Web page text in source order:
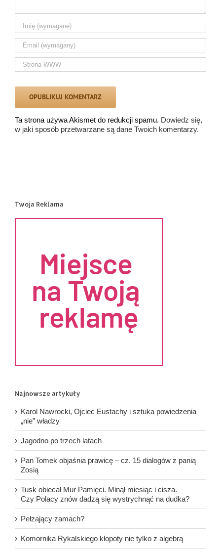
Ta strona używa Akismet do redukcji spamu. Dowiedz się,
w jaki sposób przetwarzane są dane Twoich komentarzy.
Twoja Reklama
Najnowsze artykuły
Karol Nawrocki, Ojciec Eustachy i sztuka powiedzenia
„nie” władzy
Jagodno po trzech latach
Pan Tomek objaśnia prawicę – cz. 15 dialogów z panią
Zosią
Tusk obiecał Mur Pamięci. Minął miesiąc i cisza.
Czy Polacy znów dadzą się wystrychnąć na dudka?
Pełzający zamach?
Komornika Rykalskiego kłopoty nie tylko z algebrą